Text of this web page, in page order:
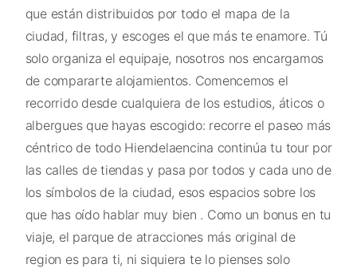
que están distribuidos por todo el mapa de la
ciudad, filtras, y escoges el que más te enamore. Tú
solo organiza el equipaje, nosotros nos encargamos
de compararte alojamientos. Comencemos el
recorrido desde cualquiera de los estudios, áticos o
albergues que hayas escogido: recorre el paseo más
céntrico de todo Hiendelaencina continúa tu tour por
las calles de tiendas y pasa por todos y cada uno de
los símbolos de la ciudad, esos espacios sobre los
que has oído hablar muy bien . Como un bonus en tu
viaje, el parque de atracciones más original de
region es para ti, ni siquiera te lo pienses solo